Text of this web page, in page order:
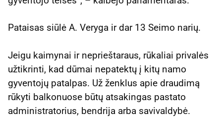
Pataisas siūlė A. Veryga ir dar 13 Seimo narių.
Jeigu kaimynai ir neprieštaraus, rūkaliai privalės
užtikrinti, kad dūmai nepatektų į kitų namo
gyventojų patalpas. Už ženklus apie draudimą
rūkyti balkonuose būtų atsakingas pastato
administratorius, bendrija arba savivaldybė.